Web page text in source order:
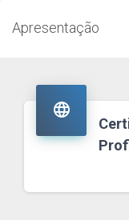
Apresentação
